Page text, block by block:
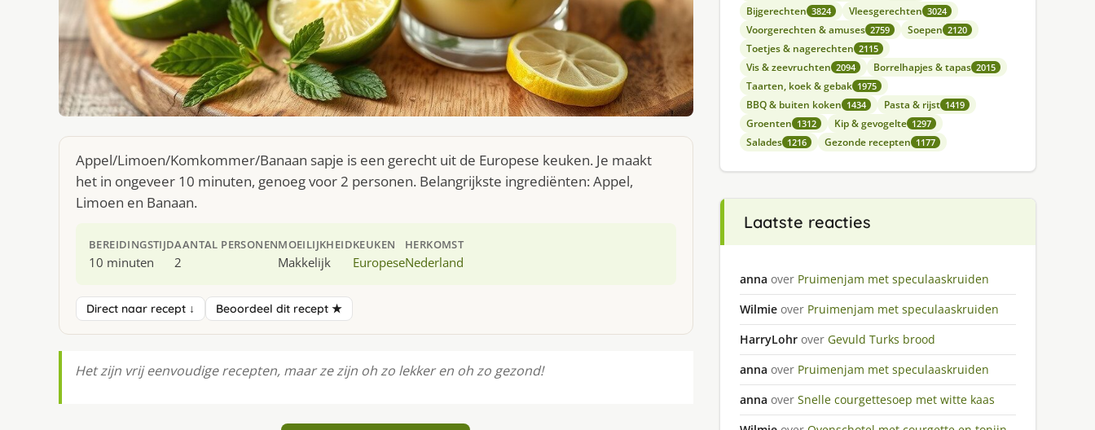
Appel/Limoen/Komkommer/Banaan sapje is een gerecht uit de Europese keuken. Je maakt
het in ongeveer 10 minuten, genoeg voor 2 personen. Belangrijkste ingrediënten: Appel,
Limoen en Banaan.
BEREIDINGSTIJD
10 minuten
AANTAL PERSONEN
2
MOEILIJKHEID
Makkelijk
KEUKEN
Europese
HERKOMST
Nederland
Direct naar recept ↓ Beoordeel dit recept ★
Het zijn vrij eenvoudige recepten, maar ze zijn oh zo lekker en oh zo gezond!
Bijgerechten 3824 Vleesgerechten 3024
Voorgerechten & amuses 2759 Soepen 2120
Toetjes & nagerechten 2115
Vis & zeevruchten 2094 Borrelhapjes & tapas 2015
Taarten, koek & gebak 1975
BBQ & buiten koken 1434 Pasta & rijst 1419
Groenten 1312 Kip & gevogelte 1297
Salades 1216 Gezonde recepten 1177
Laatste reacties
anna over Pruimenjam met speculaaskruiden
Wilmie over Pruimenjam met speculaaskruiden
HarryLohr over Gevuld Turks brood
anna over Pruimenjam met speculaaskruiden
anna over Snelle courgettesoep met witte kaas